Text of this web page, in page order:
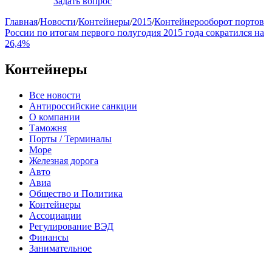
Главная/Новости/Контейнеры/2015/Контейнерооборот портов
России по итогам первого полугодия 2015 года сократился на
26,4%
Контейнеры
Все новости
Антироссийские санкции
О компании
Таможня
Порты / Терминалы
Море
Железная дорога
Авто
Авиа
Общество и Политика
Контейнеры
Ассоциации
Регулирование ВЭД
Финансы
Занимательное